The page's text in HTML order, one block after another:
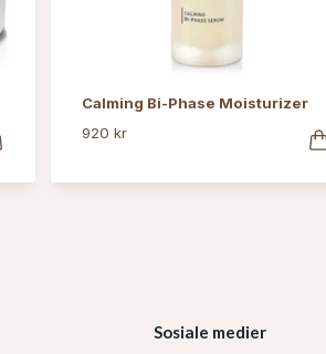
Calming Bi-Phase Moisturizer
920 kr
Sosiale medier